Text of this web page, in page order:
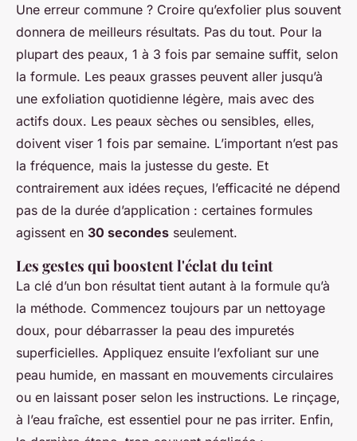
Une erreur commune ? Croire qu’exfolier plus souvent
donnera de meilleurs résultats. Pas du tout. Pour la
plupart des peaux, 1 à 3 fois par semaine suffit, selon
la formule. Les peaux grasses peuvent aller jusqu’à
une exfoliation quotidienne légère, mais avec des
actifs doux. Les peaux sèches ou sensibles, elles,
doivent viser 1 fois par semaine. L’important n’est pas
la fréquence, mais la justesse du geste. Et
contrairement aux idées reçues, l’efficacité ne dépend
pas de la durée d’application : certaines formules
agissent en 30 secondes seulement.
Les gestes qui boostent l'éclat du teint
La clé d’un bon résultat tient autant à la formule qu’à
la méthode. Commencez toujours par un nettoyage
doux, pour débarrasser la peau des impuretés
superficielles. Appliquez ensuite l’exfoliant sur une
peau humide, en massant en mouvements circulaires
ou en laissant poser selon les instructions. Le rinçage,
à l’eau fraîche, est essentiel pour ne pas irriter. Enfin,